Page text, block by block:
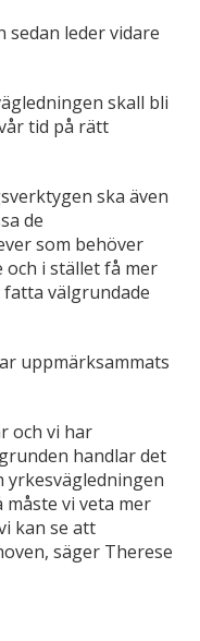
leder vidare
skall bli
tid på rätt
ska även
de
som behöver
och i stället få mer
välgrundade
uppmärksammats
och vi har
handlar det
yrkesvägledningen
vi veta mer
kan se att
säger Therese